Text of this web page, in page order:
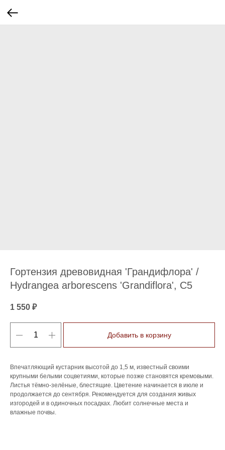
Гортензия древовидная 'Грандифлора' /
Hydrangea arborescens 'Grandiflora', C5
1 550 ₽
Добавить в корзину
Впечатляющий кустарник высотой до 1,5 м, известный своими
крупными белыми соцветиями, которые позже становятся кремовыми.
Листья тёмно-зелёные, блестящие. Цветение начинается в июле и
продолжается до сентября. Рекомендуется для создания живых
изгородей и в одиночных посадках. Любит солнечные места и
влажные почвы.